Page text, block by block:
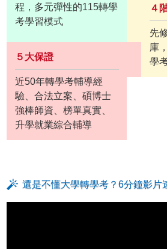
程，多元彈性的115轉學
考學習模式
４
先
庫
學
５大保證
近50年轉學考輔導經
驗、合法立案、碩博士
強棒師資、榜單真實、
升學就業綜合輔導
還是不懂大學轉學考？6分鐘影片